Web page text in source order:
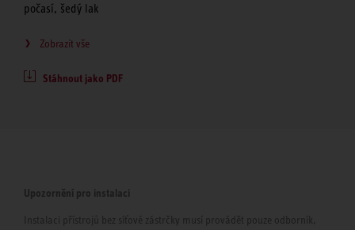
počasí, šedý lak
Zobrazit vše
Stáhnout jako PDF
Upozornění pro instalaci
Instalaci přístrojů bez síťové zástrčky musí provádět pouze odborník,